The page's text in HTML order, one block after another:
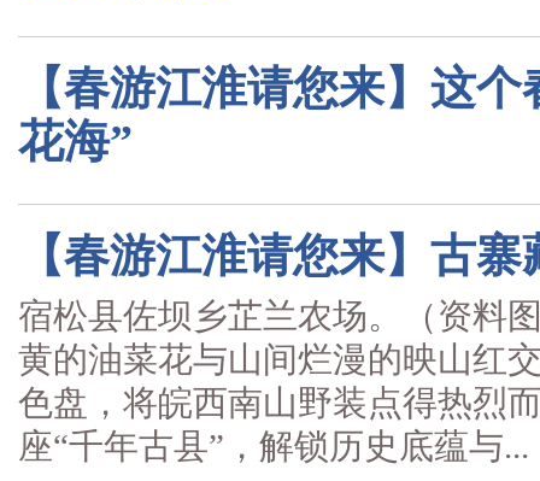
【春游江淮请您来】这
花海”
【春游江淮请您来】古
宿松县佐坝乡芷兰农场。（资料
黄的油菜花与山间烂漫的映山红
色盘，将皖西南山野装点得热烈
座“千年古县”，解锁历史底蕴与...